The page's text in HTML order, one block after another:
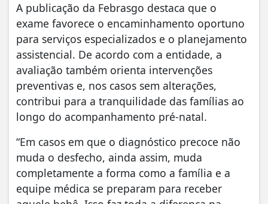
A publicação da Febrasgo destaca que o
exame favorece o encaminhamento oportuno
para serviços especializados e o planejamento
assistencial. De acordo com a entidade, a
avaliação também orienta intervenções
preventivas e, nos casos sem alterações,
contribui para a tranquilidade das famílias ao
longo do acompanhamento pré-natal.
“Em casos em que o diagnóstico precoce não
muda o desfecho, ainda assim, muda
completamente a forma como a família e a
equipe médica se preparam para receber